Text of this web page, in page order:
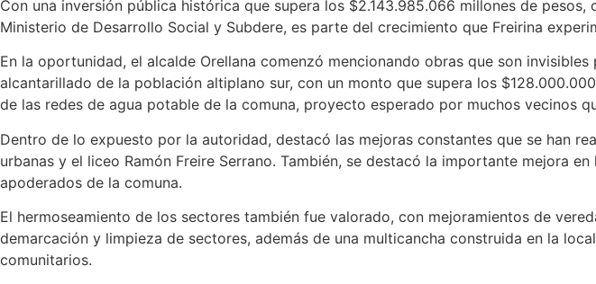
Con una inversión pública histórica que supera los $2.143.985.066 millones de
Ministerio de Desarrollo Social y Subdere, es parte del crecimiento que Freirina
En la oportunidad, el alcalde Orellana comenzó mencionando obras que son
alcantarillado de la población altiplano sur, con un monto que supera los
de las redes de agua potable de la comuna, proyecto esperado por muchos vecinos
Dentro de lo expuesto por la autoridad, destacó las mejoras constantes que se han
urbanas y el liceo Ramón Freire Serrano. También, se destacó la importante mejora
apoderados de la comuna.
El hermoseamiento de los sectores también fue valorado, con mejoramientos de
demarcación y limpieza de sectores, además de una multicancha construida en la
comunitarios.